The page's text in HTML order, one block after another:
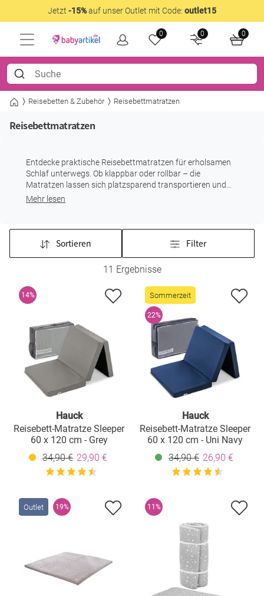
Jetzt -15%auf unser Outlet mit Code: outlet15
0 0 0
Reisebetten & Zubehör Reisebettmatratzen
Reisebettmatratzen
Entdecke praktische Reisebettmatratzen für erholsamen
Schlaf unterwegs. Ob klappbar oder rollbar – die
Matratzen lassen sich platzsparend transportieren und
ergänzen das Reisebett Deines Kindes bequem. Bitte achte
Mehr lesen
Sortieren Filter
11 Ergebnisse
14%
Hauck
Reisebett-Matratze Sleeper
60 x 120 cm - Grey
34,90 € 29,90 €
Sommerzeit
22%
Hauck
Reisebett-Matratze Sleeper
60 x 120 cm - Uni Navy
34,90 € 26,90 €
Outlet 19% 11%